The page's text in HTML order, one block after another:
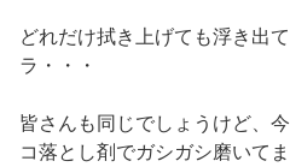
どれだけ拭き上げても浮き出
ラ・・・
皆さんも同じでしょうけど、
コ落とし剤でガシガシ磨いてま